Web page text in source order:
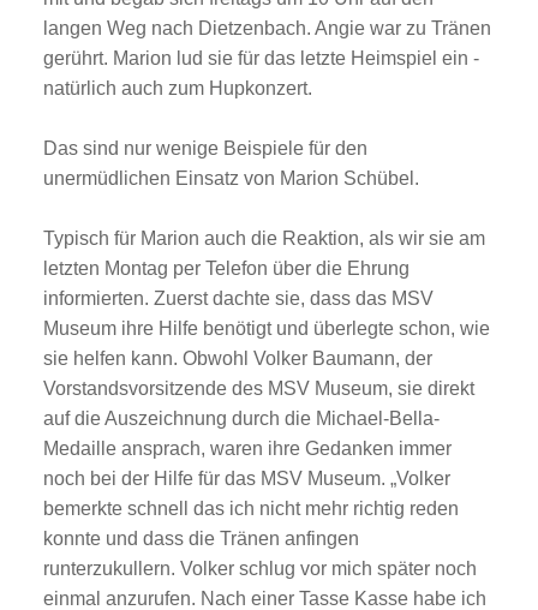
langen Weg nach Dietzenbach. Angie war zu Tränen
gerührt. Marion lud sie für das letzte Heimspiel ein -
natürlich auch zum Hupkonzert.
Das sind nur wenige Beispiele für den
unermüdlichen Einsatz von Marion Schübel.
Typisch für Marion auch die Reaktion, als wir sie am
letzten Montag per Telefon über die Ehrung
informierten. Zuerst dachte sie, dass das MSV
Museum ihre Hilfe benötigt und überlegte schon, wie
sie helfen kann. Obwohl Volker Baumann, der
Vorstandsvorsitzende des MSV Museum, sie direkt
auf die Auszeichnung durch die Michael-Bella-
Medaille ansprach, waren ihre Gedanken immer
noch bei der Hilfe für das MSV Museum. „Volker
bemerkte schnell das ich nicht mehr richtig reden
konnte und dass die Tränen anfingen
runterzukullern. Volker schlug vor mich später noch
einmal anzurufen. Nach einer Tasse Kasse habe ich